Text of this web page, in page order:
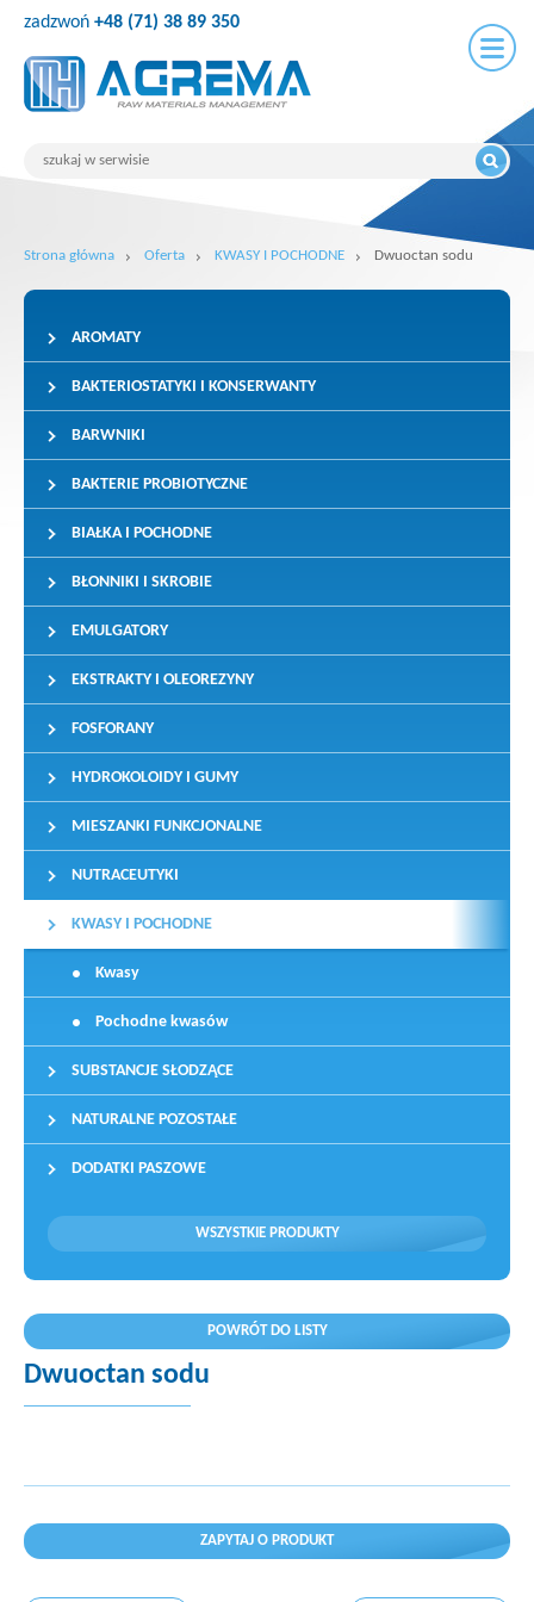
zadzwoń +48 (71) 38 89 350
Strona główna Oferta KWASY I POCHODNE Dwuoctan sodu
AROMATY
BAKTERIOSTATYKI I KONSERWANTY
BARWNIKI
BAKTERIE PROBIOTYCZNE
BIAŁKA I POCHODNE
BŁONNIKI I SKROBIE
EMULGATORY
EKSTRAKTY I OLEOREZYNY
FOSFORANY
HYDROKOLOIDY I GUMY
MIESZANKI FUNKCJONALNE
NUTRACEUTYKI
KWASY I POCHODNE
Kwasy
Pochodne kwasów
SUBSTANCJE SŁODZĄCE
NATURALNE POZOSTAŁE
DODATKI PASZOWE
WSZYSTKIE PRODUKTY
POWRÓT DO LISTY
Dwuoctan sodu
ZAPYTAJ O PRODUKT